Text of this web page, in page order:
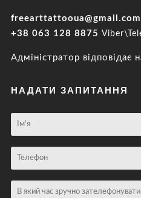
freearttattooua@gmail.com
+38 063 128 8875
Адміністратор
НАДАТИ ЗАПИТАННЯ